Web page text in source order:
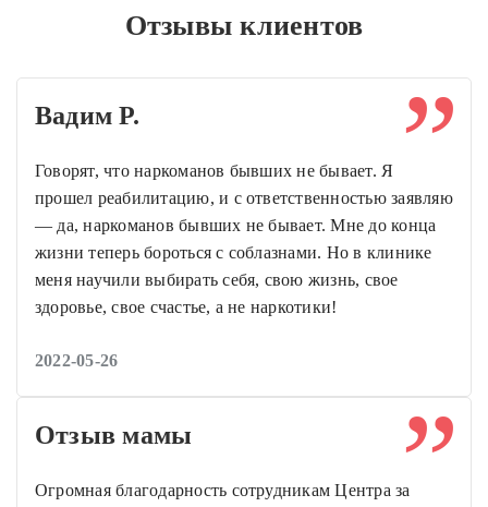
Отзывы клиентов
Вадим Р.
Говорят, что наркоманов бывших не бывает. Я
прошел реабилитацию, и с ответственностью заявляю
— да, наркоманов бывших не бывает. Мне до конца
жизни теперь бороться с соблазнами. Но в клинике
меня научили выбирать себя, свою жизнь, свое
здоровье, свое счастье, а не наркотики!
2022-05-26
Отзыв мамы
Огромная благодарность сотрудникам Центра за